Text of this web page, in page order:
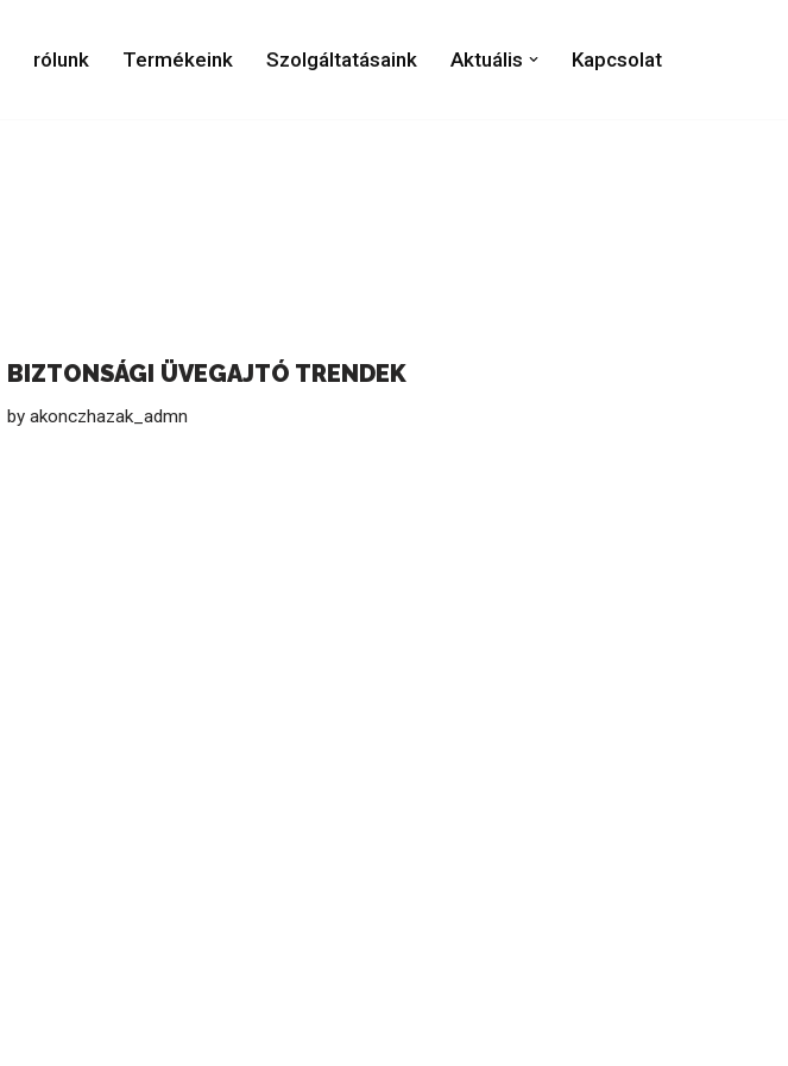
rólunk Termékeink Szolgáltatásaink Aktuális Kapcsolat
BIZTONSÁGI ÜVEGAJTÓ TRENDEK
by akonczhazak_admn